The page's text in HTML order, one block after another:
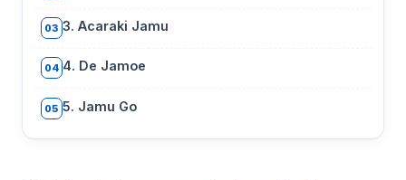
03 3. Acaraki Jamu
04 4. De Jamoe
05 5. Jamu Go